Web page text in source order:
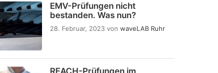
EMV-Prüfungen nicht
bestanden. Was nun?
28. Februar, 2023 von waveLAB Ruhr
REACH-Prüfungen im